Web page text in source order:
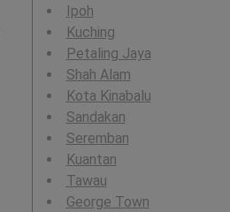
Ipoh
Kuching
Petaling Jaya
Shah Alam
Kota Kinabalu
Sandakan
Seremban
Kuantan
Tawau
George Town